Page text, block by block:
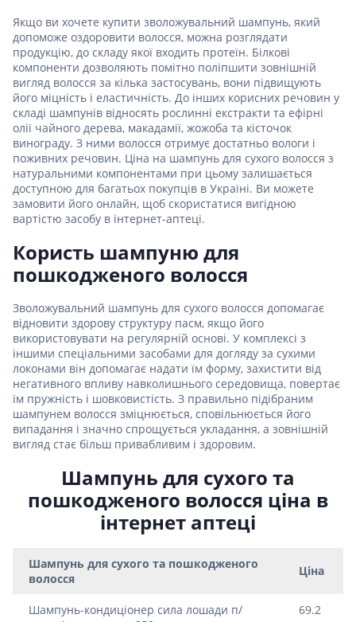
Якщо ви хочете купити зволожувальний шампунь, який
допоможе оздоровити волосся, можна розглядати
продукцію, до складу якої входить протеїн. Білкові
компоненти дозволяють помітно поліпшити зовнішній
вигляд волосся за кілька застосувань, вони підвищують
його міцність і еластичність. До інших корисних речовин у
складі шампунів відносять рослинні екстракти та ефірні
олії чайного дерева, макадамії, жожоба та кісточок
винограду. З ними волосся отримує достатньо вологи і
поживних речовин. Ціна на шампунь для сухого волосся з
натуральними компонентами при цьому залишається
доступною для багатьох покупців в Україні. Ви можете
замовити його онлайн, щоб скористатися вигідною
вартістю засобу в інтернет-аптеці.
Користь шампуню для
пошкодженого волосся
Зволожувальний шампунь для сухого волосся допомагає
відновити здорову структуру пасм, якщо його
використовувати на регулярній основі. У комплексі з
іншими спеціальними засобами для догляду за сухими
локонами він допомагає надати їм форму, захистити від
негативного впливу навколишнього середовища, повертає
їм пружність і шовковистість. З правильно підібраним
шампунем волосся зміцнюється, сповільнюється його
випадання і значно спрощується укладання, а зовнішній
вигляд стає більш привабливим і здоровим.
Шампунь для сухого та
пошкодженого волосся ціна в
інтернет аптеці
Шампунь для сухого та пошкодженого
волосся
Ціна
Шампунь-кондицiонер сила лошади п/
69.2